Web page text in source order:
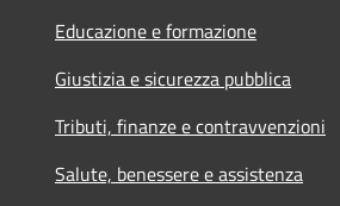
Educazione e formazione
Giustizia e sicurezza pubblica
Tributi, finanze e contravvenzioni
Salute, benessere e assistenza